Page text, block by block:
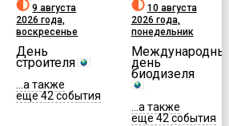
9 августа
2026 года,
воскресенье
День
строителя
...а также
еще 42 события
10 августа
2026 года,
понедельник
день
биодизеля
...а также
еще 42 события